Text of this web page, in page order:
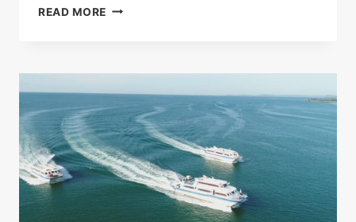
READ MORE សន្សំ